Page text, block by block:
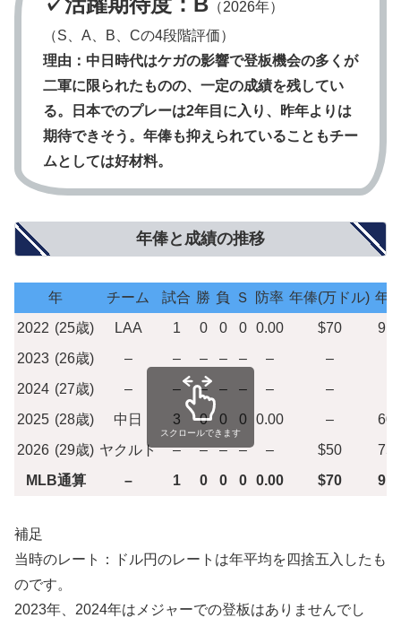
（2026年）
（S、A、B、Cの4段階評価）
理由： 中日時代はケガの影響で登板機会の多くが
二軍に限られたものの、一定の成績を残してい
る。日本でのプレーは2年目に入り、昨年よりは
期待できそう。年俸も抑えられていることもチー
ムとしては好材料。
年俸と成績の推移
年 チーム 試合 勝 負 Ｓ 防率 年俸(万ドル) 年
2022 (25歳) LAA 1 0 0 0 0.00 $70
2023 (26歳) – – – – – – –
2024 (27歳) – – – – – – –
2025 (28歳) 中日 3 0 0 0 0.00 –
2026 (29歳) ヤクルト – – – – – $50
MLB通算
– 1 0 0 0 0.00 $70
スクロールできます
補足
当時のレート：ドル円のレートは年平均を四捨五入したも
のです。
2023年、2024年はメジャーでの登板はありませんでし